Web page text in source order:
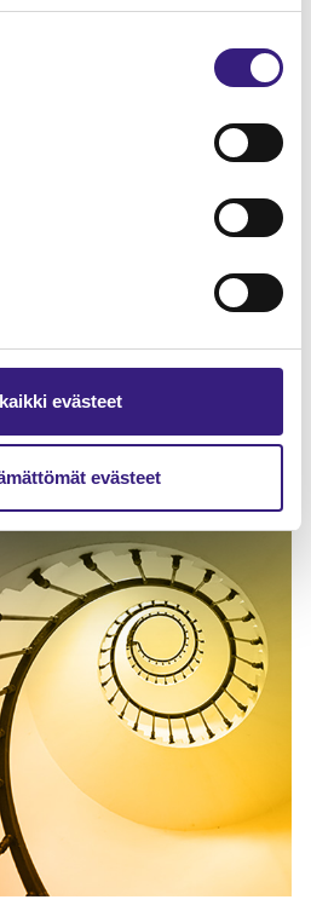
evästeet
evästeet
toiminnan hallittu